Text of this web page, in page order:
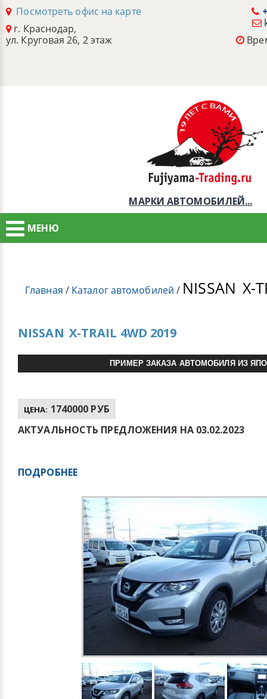
Посмотреть офис на карте
г. Краснодар,
ул. Круговая 26, 2 этаж
МАРКИ АВТОМОБИЛЕЙ...
МЕНЮ
Главная / Каталог автомобилей / NISSAN X-
NISSAN X-TRAIL 4WD 2019
ПРИМЕР ЗАКАЗА АВТОМОБИЛЯ ИЗ
ЦЕНА: 1740000 РУБ
АКТУАЛЬНОСТЬ ПРЕДЛОЖЕНИЯ НА 03.02.2023
ПОДРОБНЕЕ